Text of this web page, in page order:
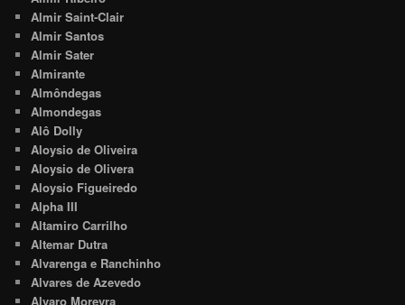
Almir Saint-Clair
Almir Santos
Almir Sater
Almirante
Almôndegas
Almondegas
Alô Dolly
Aloysio de Oliveira
Aloysio de Olivera
Aloysio Figueiredo
Alpha III
Altamiro Carrilho
Altemar Dutra
Alvarenga e Ranchinho
Alvares de Azevedo
Alvaro Moreyra